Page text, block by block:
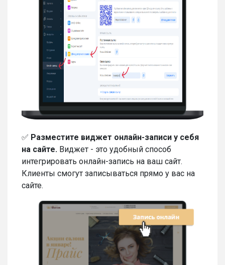
✅ Разместите виджет онлайн-записи у себя
на сайте. Виджет - это удобный способ
интегрировать онлайн-запись на ваш сайт.
Клиенты смогут записываться прямо у вас на
сайте.